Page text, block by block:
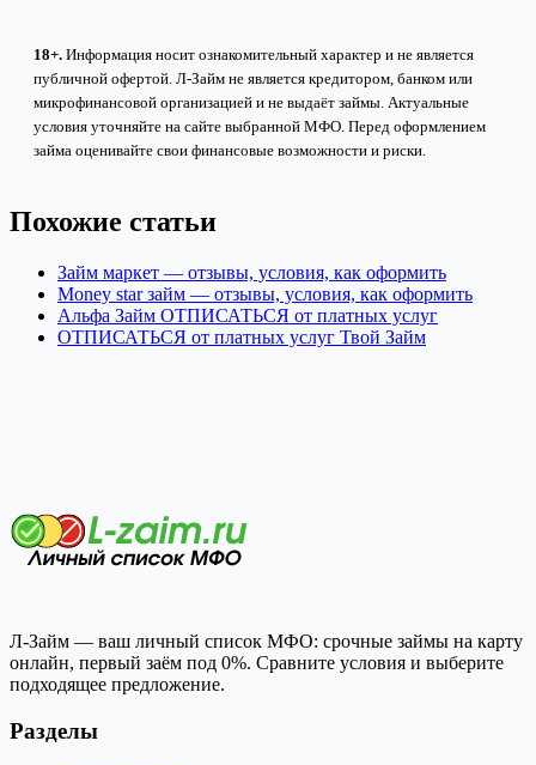
18+. Информация носит ознакомительный характер и не является
публичной офертой. Л-Займ не является кредитором, банком или
микрофинансовой организацией и не выдаёт займы. Актуальные
условия уточняйте на сайте выбранной МФО. Перед оформлением
займа оценивайте свои финансовые возможности и риски.
Похожие статьи
Займ маркет — отзывы, условия, как оформить
Money star займ — отзывы, условия, как оформить
Альфа Займ ОТПИСАТЬСЯ от платных услуг
ОТПИСАТЬСЯ от платных услуг Твой Займ
Л-Займ — ваш личный список МФО: срочные займы на карту
онлайн, первый заём под 0%. Сравните условия и выберите
подходящее предложение.
Разделы